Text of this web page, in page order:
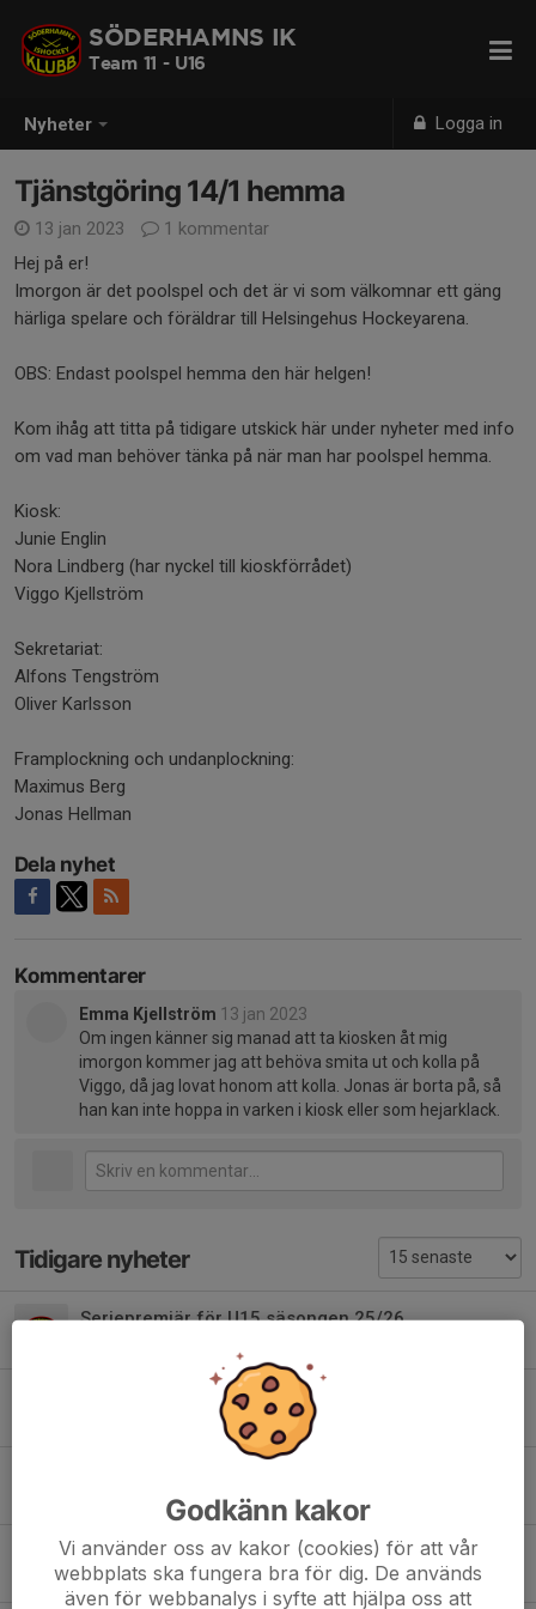
Nyheter Logga in
SÖDERHAMNS IK
Team 11 - U16
Tjänstgöring 14/1 hemma
13 jan 2023
1 kommentar
Hej på er!
Imorgon är det poolspel och det är vi som välkomnar ett gäng
härliga spelare och föräldrar till Helsingehus Hockeyarena.
OBS: Endast poolspel hemma den här helgen!
Kom ihåg att titta på tidigare utskick här under nyheter med info
om vad man behöver tänka på när man har poolspel hemma.
Kiosk:
Junie Englin
Nora Lindberg (har nyckel till kioskförrådet)
Viggo Kjellström
Sekretariat:
Alfons Tengström
Oliver Karlsson
Framplockning och undanplockning:
Maximus Berg
Jonas Hellman
Dela nyhet
Kommentarer
Emma Kjellström 13 jan 2023
Om ingen känner sig manad att ta kiosken åt mig
imorgon kommer jag att behöva smita ut och kolla på
Viggo, då jag lovat honom att kolla. Jonas är borta på, så
han kan inte hoppa in varken i kiosk eller som hejarklack.
Tidigare nyheter
Seriepremiär för U15 säsongen 25/26
27 sep 2024 0
Sopkärlshantering för U13
7 okt 2023 0
Godkänn kakor
Vi använder oss av kakor (cookies) för att vår
webbplats ska fungera bra för dig. De används
även för webbanalys i syfte att hjälpa oss att